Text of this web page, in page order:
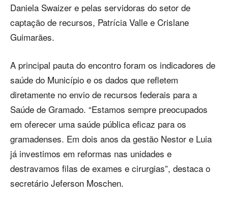
Daniela Swaizer e pelas servidoras do setor de
captação de recursos, Patrícia Valle e Crislane
Guimarães.
A principal pauta do encontro foram os indicadores de
saúde do Município e os dados que refletem
diretamente no envio de recursos federais para a
Saúde de Gramado. “Estamos sempre preocupados
em oferecer uma saúde pública eficaz para os
gramadenses. Em dois anos da gestão Nestor e Luia
já investimos em reformas nas unidades e
destravamos filas de exames e cirurgias”, destaca o
secretário Jeferson Moschen.